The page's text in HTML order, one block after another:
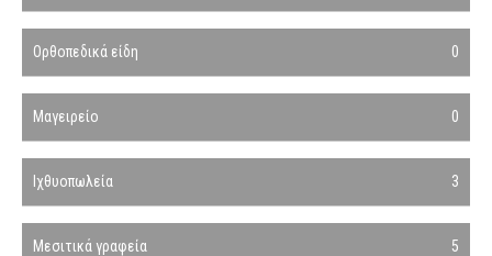
Ορθοπεδικά είδη 0
Μαγειρείο 0
Ιχθυοπωλεία 3
Μεσιτικά γραφεία 5